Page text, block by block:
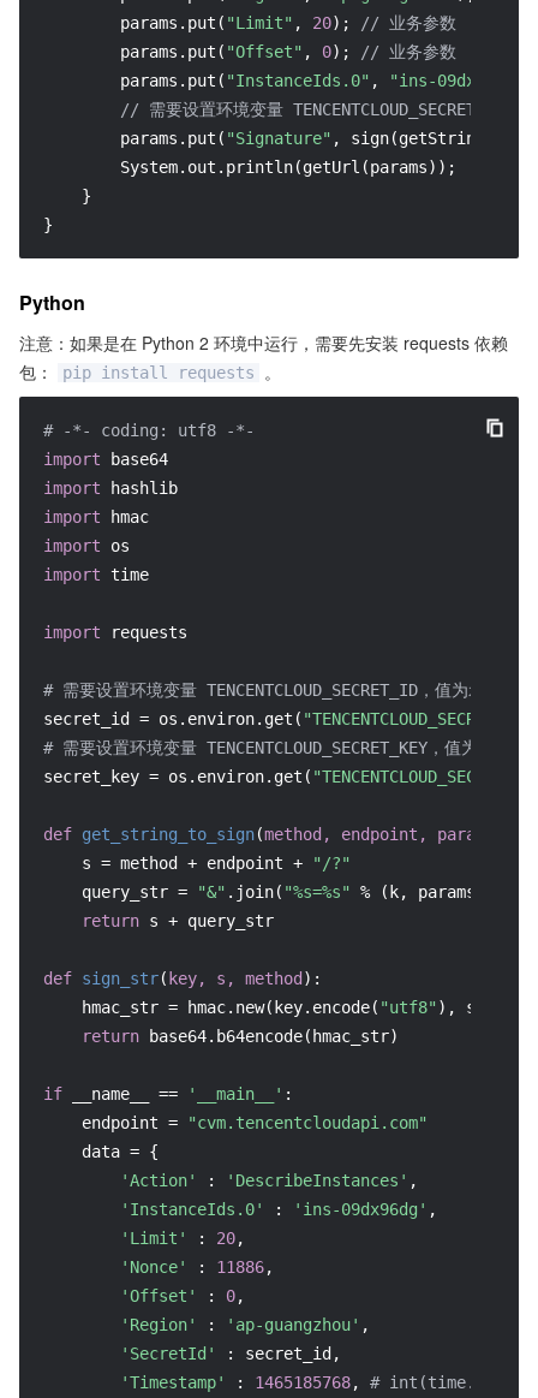
        params.put(
"Limit" , 20);
// 业务参数
        params.put(
"Offset" , 0);
// 业务参数
        params.put(
"InstanceIds.0" , "ins-09dx96dg"
// 需要设置环境变量
        params.put(
"Signature" ,
        System.out.println(getUrl(params));
    }
}
Python
注意：如果是在 Python 2 环境中运行，需要先安装 requests 依赖
包：
pip install requests 。
# -*- coding: utf8 -*-
import
import
import
import
import time
import requests
# 需要设置环境变量 TENCENTCLOUD_SECRET_ID，值
secret_id = os.environ.get( "TENCENTCLOUD_SECRET_ID"
# 需要设置环境变量 TENCENTCLOUD_SECRET_KEY，
secret_key = os.environ.get(
def get_string_to_sign(method, endpoint, params
    s = method + endpoint +
"/?"
    query_str =
"&" .join( "%s=%s" % (k, params[k])
return s + query_str
def sign_str( key, s, method ):
    hmac_str = hmac.new(key.encode(
"utf8" ),
return base64.b64encode(hmac_str)
if __name__ == '__main__' :
    endpoint =
"cvm.tencentcloudapi.com"
    data = {
'Action'
: 'DescribeInstances' ,
'InstanceIds.0'
: 'ins-09dx96dg' ,
'Limit'
: 20,
'Nonce'
: 11886,
'Offset'
: 0,
'Region'
: 'ap-guangzhou' ,
'SecretId'
: secret_id,
'Timestamp'
: 1465185768, #